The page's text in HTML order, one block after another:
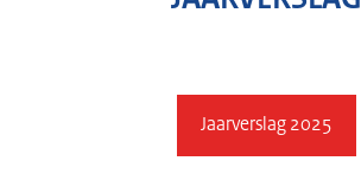
Jaarverslag 2025